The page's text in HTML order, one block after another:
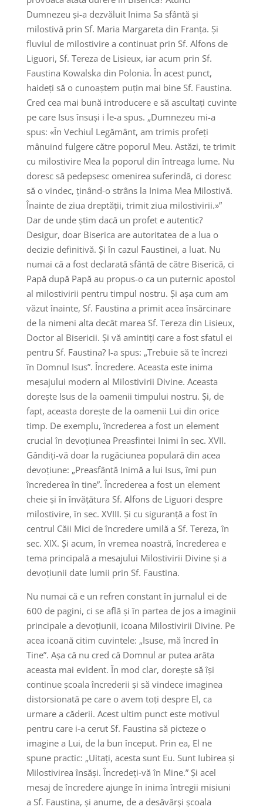
Dumnezeu și-a dezvăluit Inima Sa sfântă și
milostivă prin Sf. Maria Margareta din Franța. Și
fluviul de milostivire a continuat prin Sf. Alfons de
Liguori, Sf. Tereza de Lisieux, iar acum prin Sf.
Faustina Kowalska din Polonia. În acest punct,
haideți să o cunoaștem puțin mai bine Sf. Faustina.
Cred cea mai bună introducere e să ascultați cuvinte
pe care Isus însuși i le-a spus. „Dumnezeu mi-a
spus: «În Vechiul Legământ, am trimis profeți
mânuind fulgere către poporul Meu. Astăzi, te trimit
cu milostivire Mea la poporul din întreaga lume. Nu
doresc să pedepsesc omenirea suferindă, ci doresc
să o vindec, ținând-o strâns la Inima Mea Milostivă.
Înainte de ziua dreptății, trimit ziua milostivirii.»”
Dar de unde știm dacă un profet e autentic?
Desigur, doar Biserica are autoritatea de a lua o
decizie definitivă. Și în cazul Faustinei, a luat. Nu
numai că a fost declarată sfântă de către Biserică, ci
Papă după Papă au propus-o ca un puternic apostol
al milostivirii pentru timpul nostru. Și așa cum am
văzut înainte, Sf. Faustina a primit acea însărcinare
de la nimeni alta decât marea Sf. Tereza din Lisieux,
Doctor al Bisericii. Și vă amintiți care a fost sfatul ei
pentru Sf. Faustina? I-a spus: „Trebuie să te încrezi
în Domnul Isus”. Încredere. Aceasta este inima
mesajului modern al Milostivirii Divine. Aceasta
dorește Isus de la oamenii timpului nostru. Și, de
fapt, aceasta dorește de la oamenii Lui din orice
timp. De exemplu, încrederea a fost un element
crucial în devoțiunea Preasfintei Inimi în sec. XVII.
Gândiți-vă doar la rugăciunea populară din acea
devoțiune: „Preasfântă Inimă a lui Isus, îmi pun
încrederea în tine”. Încrederea a fost un element
cheie și în învățătura Sf. Alfons de Liguori despre
milostivire, în sec. XVIII. Și cu siguranță a fost în
centrul Căii Mici de încredere umilă a Sf. Tereza, în
sec. XIX. Și acum, în vremea noastră, încrederea e
tema principală a mesajului Milostivirii Divine și a
devoțiunii date lumii prin Sf. Faustina.
Nu numai că e un refren constant în jurnalul ei de
600 de pagini, ci se află și în partea de jos a imaginii
principale a devoțiunii, icoana Milostivirii Divine. Pe
acea icoană citim cuvintele: „Isuse, mă încred în
Tine”. Așa că nu cred că Domnul ar putea arăta
aceasta mai evident. În mod clar, dorește să își
continue școala încrederii și să vindece imaginea
distorsionată pe care o avem toți despre El, ca
urmare a căderii. Acest ultim punct este motivul
pentru care i-a cerut Sf. Faustina să picteze o
imagine a Lui, de la bun început. Prin ea, El ne
spune practic: „Uitați, acesta sunt Eu. Sunt Iubirea și
Milostivirea însăși. Încredeți-vă în Mine.” Și acel
mesaj de încredere ajunge în inima întregii misiuni
a Sf. Faustina, și anume, de a desăvârși școala